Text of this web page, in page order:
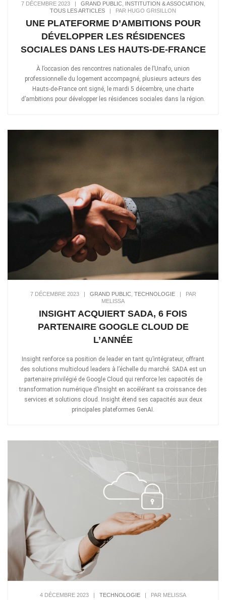
7 DÉCEMBRE 2023| GRAND PUBLIC, INSTITUTION & ASSOCIATION
TOUS LES ARTICLES | PAR HUGO GRISILLON
UNE PLATEFORME D’AMBITIONS POUR
DÉVELOPPER LES RÉSIDENCES
SOCIALES DANS LES HAUTS-DE-FRANCE
À l’occasion des rencontres nationales de l’Unafo, union
professionnelle du logement accompagné, plusieurs acteurs des
Hauts-de-France ont signé, le mardi 5 décembre, une charte
d’ambitions pour développer les résidences sociales dans la région.
7 DÉCEMBRE 2023| GRAND PUBLIC, TECHNOLOGIE|
PAR
MELISSA
INSIGHT ACQUIERT SADA, 6 FOIS
PARTENAIRE GOOGLE CLOUD DE
L’ANNÉE
Insight renforce sa position de leader en tant qu’intégrateur, offrant
des solutions multicloud leaders à l’échelle du marché. SADA est un
partenaire privilégié de Google Cloud qui renforce les capacités de
transformation numérique d’Insight en accélérant sa croissance des
services et solutions cloud. Insight étend ses capacités aux deux
principales plateformes GenAI.
4 DÉCEMBRE 2023 TECHNOLOGIE PAR MELISSA